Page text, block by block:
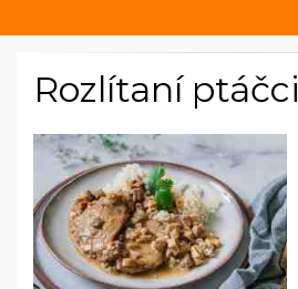
Rozlítaní ptáčci